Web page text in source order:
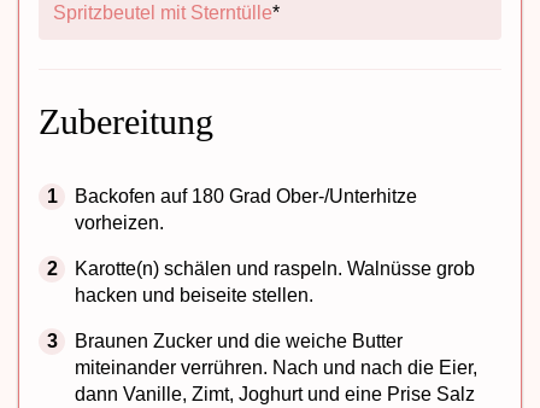
Spritzbeutel mit Sterntülle*
Zubereitung
Backofen auf 180 Grad Ober-/Unterhitze
vorheizen.
Karotte(n) schälen und raspeln. Walnüsse grob
hacken und beiseite stellen.
Braunen Zucker und die weiche Butter
miteinander verrühren. Nach und nach die Eier,
dann Vanille, Zimt, Joghurt und eine Prise Salz